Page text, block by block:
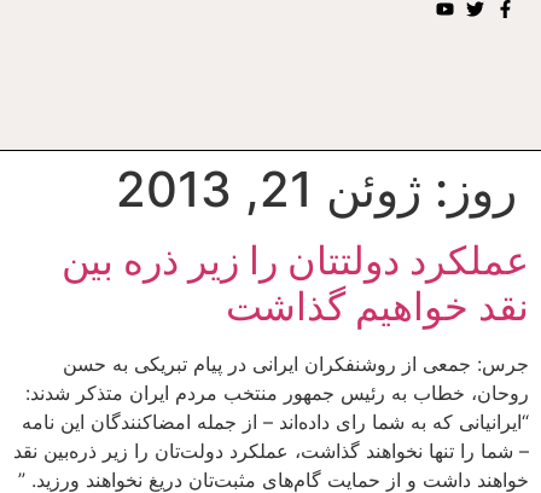
روز: ژوئن 21, 2013
عملکرد دولتتان را زیر ذره بین
نقد خواهیم گذاشت
جرس: جمعی از روشنفکران ایرانی در پیام تبریکی به حسن
روحان، خطاب به رئیس جمهور منتخب مردم ایران متذکر شدند:
“ایرانیانی که به شما رای داده‌اند – از جمله امضاکنندگان این نامه
– شما را تنها نخواهند گذاشت، عملکرد دولت‌تان را زیر ذره‌بین نقد
خواهند داشت و از حمایت گام‌های مثبت‌تان دریغ نخواهند ورزید. ”